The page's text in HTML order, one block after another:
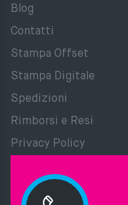
Blog
Contatti
Stampa Offset
Stampa Digitale
Spedizioni
Rimborsi e Resi
Privacy Policy